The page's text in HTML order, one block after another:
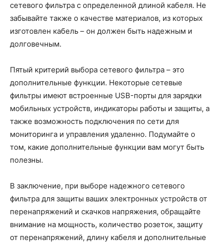
сетевого фильтра с определенной длиной кабеля. Не
забывайте также о качестве материалов, из которых
изготовлен кабель – он должен быть надежным и
долговечным.
Пятый критерий выбора сетевого фильтра – это
дополнительные функции. Некоторые сетевые
фильтры имеют встроенные USB-порты для зарядки
мобильных устройств, индикаторы работы и защиты, а
также возможность подключения по сети для
мониторинга и управления удаленно. Подумайте о
том, какие дополнительные функции вам могут быть
полезны.
В заключение, при выборе надежного сетевого
фильтра для защиты ваших электронных устройств от
перенапряжений и скачков напряжения, обращайте
внимание на мощность, количество розеток, защиту
от перенапряжений, длину кабеля и дополнительные